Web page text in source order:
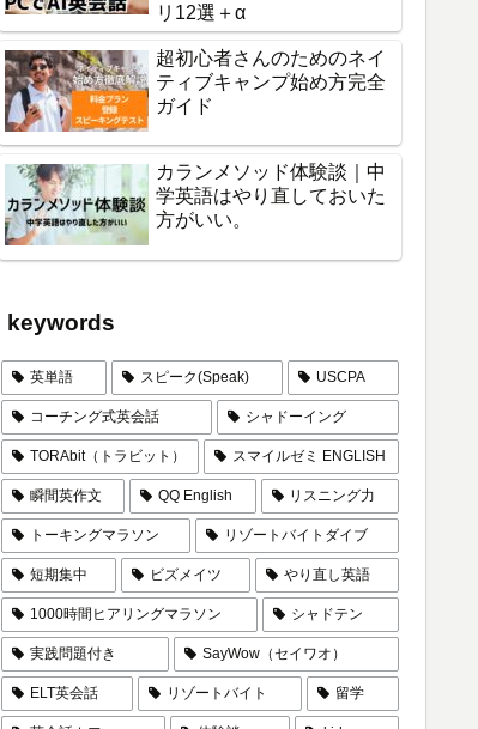
リ12選＋α
超初心者さんのためのネイ
ティブキャンプ始め方完全
ガイド
カランメソッド体験談｜中
学英語はやり直しておいた
方がいい。
keywords
英単語 スピーク(Speak) USCPA
コーチング式英会話 シャドーイング
TORAbit（トラビット） スマイルゼミ ENGLISH
瞬間英作文 QQ English リスニング力
トーキングマラソン リゾートバイトダイブ
短期集中 ビズメイツ やり直し英語
1000時間ヒアリングマラソン シャドテン
実践問題付き SayWow（セイワオ）
ELT英会話 リゾートバイト 留学